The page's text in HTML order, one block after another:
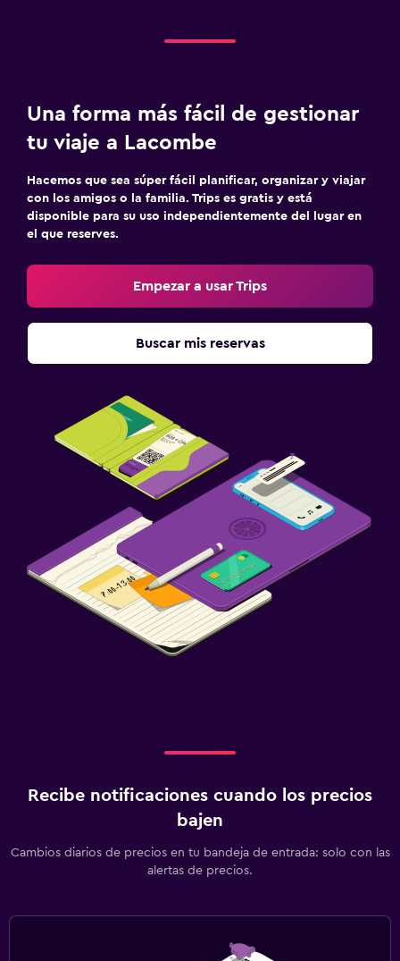
Una forma más fácil de gestionar
tu viaje a Lacombe
Hacemos que sea súper fácil planificar, organizar y viajar
con los amigos o la familia. Trips es gratis y está
disponible para su uso independientemente del lugar en
el que reserves.
Empezar a usar Trips
Buscar mis reservas
Recibe notificaciones cuando los precios
bajen
Cambios diarios de precios en tu bandeja de entrada: solo con las
alertas de precios.